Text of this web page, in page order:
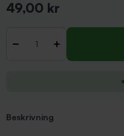
49,00 kr
- +
Beskrivning